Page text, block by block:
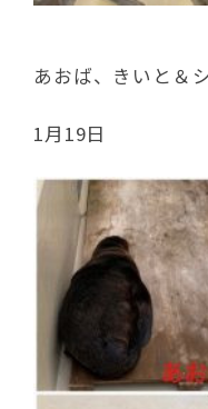
あおば、きいと＆
1月19日